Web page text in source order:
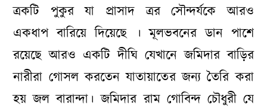
ত্রকটি পুকুর যা প্রাসাদ ত্রর সৌন্দর্যকে আরও
একধাপ বারিয়ে দিয়েছে । মূলভবনের ডান পাশে
রয়েছে আরও একটি দীঘি যেখানে জমিদার বাড়ির
নারীরা গোসল করতেন যাতায়াতের জন্য তৈরি করা
হয় জল বারান্দা। জমিদার রাম গোবিন্দ চৌধুরী যে